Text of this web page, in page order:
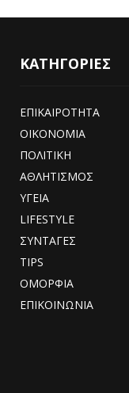
ΚΑΤΗΓΟΡΙΕΣ
ΕΠΙΚΑΙΡΟΤΗΤΑ
ΟΙΚΟΝΟΜΙΑ
ΠΟΛΙΤΙΚΗ
ΑΘΛΗΤΙΣΜΟΣ
ΥΓΕΙΑ
LIFESTYLE
ΣΥΝΤΑΓΕΣ
TIPS
ΟΜΟΡΦΙΑ
ΕΠΙΚΟΙΝΩΝΙΑ